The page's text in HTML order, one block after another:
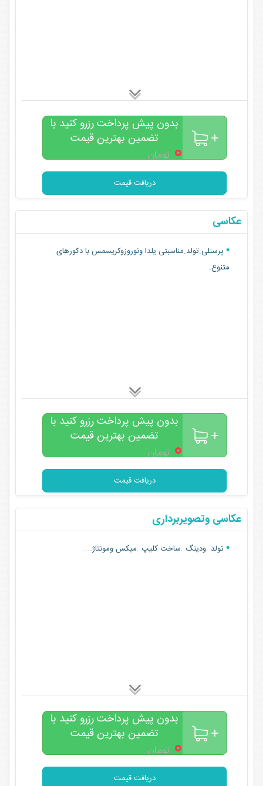
بدون پیش پرداخت رزرو کنید با
تضمین بهترین قیمت
۰تومان
دریافت قیمت
عکاسی
پرسنلی.تولد.مناسبتی یلدا ونوروزوکریسمس با دکورهای
متنوع.
بدون پیش پرداخت رزرو کنید با
تضمین بهترین قیمت
۰تومان
دریافت قیمت
عکاسی وتصویربرداری
تولد .ودینگ .ساخت کلیپ .میکس ومونتاژ....
بدون پیش پرداخت رزرو کنید با
تضمین بهترین قیمت
۰تومان
دریافت قیمت